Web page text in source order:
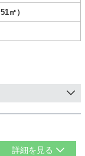
㎡）